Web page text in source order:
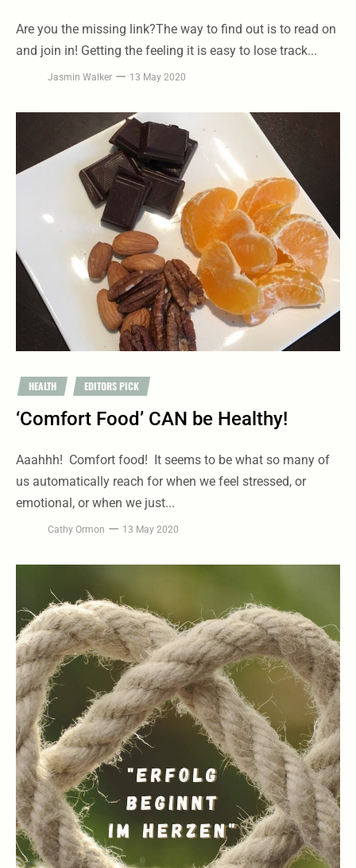
Are you the missing link?The way to find out is to read on
and join in! Getting the feeling it is easy to lose track...
Jasmin Walker 13 May 2020
HEALTH EDITORS PICK
‘Comfort Food’ CAN be Healthy!
Aaahhh! Comfort food! It seems to be what so many of
us automatically reach for when we feel stressed, or
emotional, or when we just...
Cathy Ormon 13 May 2020